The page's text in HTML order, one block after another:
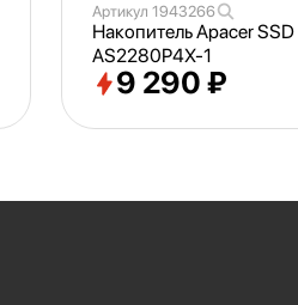
Артикул1943266
Накопитель Apacer
AS2280P4X-1
9 290 ₽